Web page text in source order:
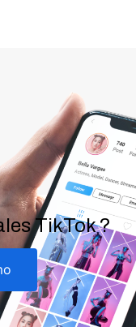
TikTok ?